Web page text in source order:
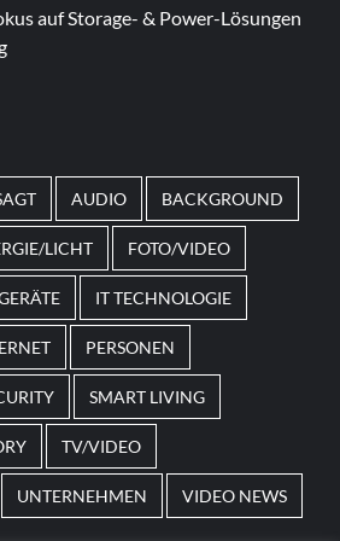
auf Storage- & Power-Lösungen
erscheinen thematische
Designs. Im Bereich
solche saisonalen Slots
oder besondere Events
AUDIO BACKGROUND
LICHT FOTO/VIDEO
IT TECHNOLOGIE
PERSONEN
SMART LIVING
TV/VIDEO
UNTERNEHMEN VIDEO NEWS